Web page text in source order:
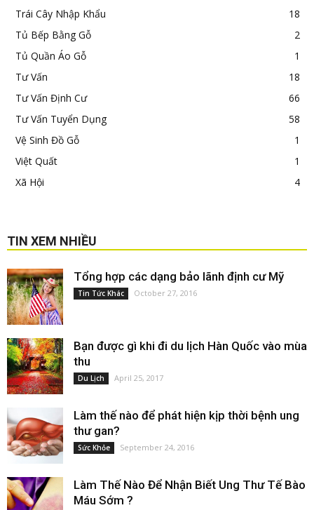
Trái Cây Nhập Khẩu
18
Tủ Bếp Bằng Gỗ
2
Tủ Quần Áo Gỗ
1
Tư Vấn
18
Tư Vấn Định Cư
66
Tư Vấn Tuyển Dụng
58
Vệ Sinh Đồ Gỗ
1
Việt Quất
1
Xã Hội
4
TIN XEM NHIỀU
Tổng hợp các dạng bảo lãnh định cư Mỹ
Tin Tức Khác October 27, 2016
Bạn được gì khi đi du lịch Hàn Quốc vào mùa
thu
Du Lịch April 25, 2017
Làm thế nào để phát hiện kịp thời bệnh ung
thư gan?
Sức Khỏe September 24, 2016
Làm Thế Nào Để Nhận Biết Ung Thư Tế Bào
Máu Sớm ?